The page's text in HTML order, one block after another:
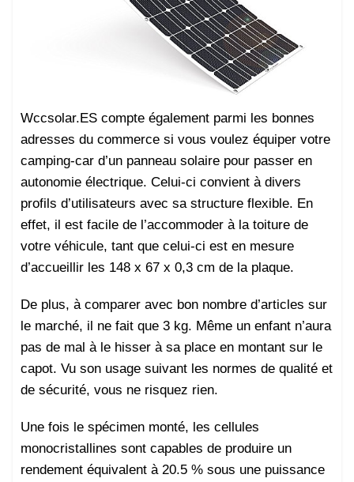
Wccsolar.ES compte également parmi les bonnes
adresses du commerce si vous voulez équiper votre
camping-car d’un panneau solaire pour passer en
autonomie électrique. Celui-ci convient à divers
profils d’utilisateurs avec sa structure flexible. En
effet, il est facile de l’accommoder à la toiture de
votre véhicule, tant que celui-ci est en mesure
d’accueillir les 148 x 67 x 0,3 cm de la plaque.
De plus, à comparer avec bon nombre d’articles sur
le marché, il ne fait que 3 kg. Même un enfant n’aura
pas de mal à le hisser à sa place en montant sur le
capot. Vu son usage suivant les normes de qualité et
de sécurité, vous ne risquez rien.
Une fois le spécimen monté, les cellules
monocristallines sont capables de produire un
rendement équivalent à 20.5 % sous une puissance